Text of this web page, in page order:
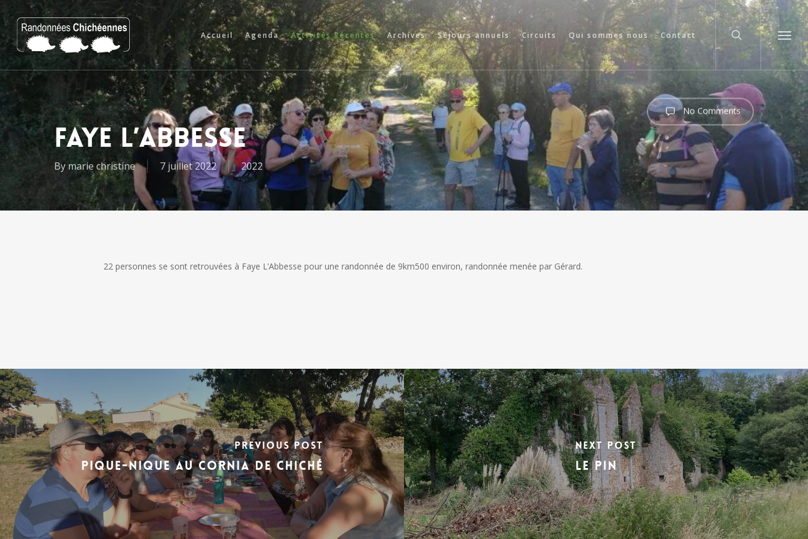
to
main
content
Accueil Agenda Activités Récentes Archives Séjours annuels Circuits Qui sommes nous Contact
search
Menu
FAYE L’ABBESSE
By marie christine 7 juillet 2022 2022
No Comments
22 personnes se sont retrouvées à Faye L’Abbesse pour une randonnée de 9km500 environ, randonnée menée par Gérard.
Previous Post
pique-nique au cornia de Chiché
Next Post
LE PIN